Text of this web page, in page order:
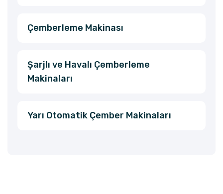
Çemberleme Makinası
Şarjlı ve Havalı Çemberleme
Makinaları
Yarı Otomatik Çember Makinaları